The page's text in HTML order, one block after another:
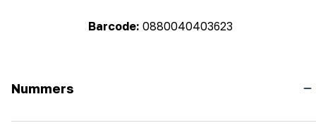
Barcode: 0880040403623
Nummers